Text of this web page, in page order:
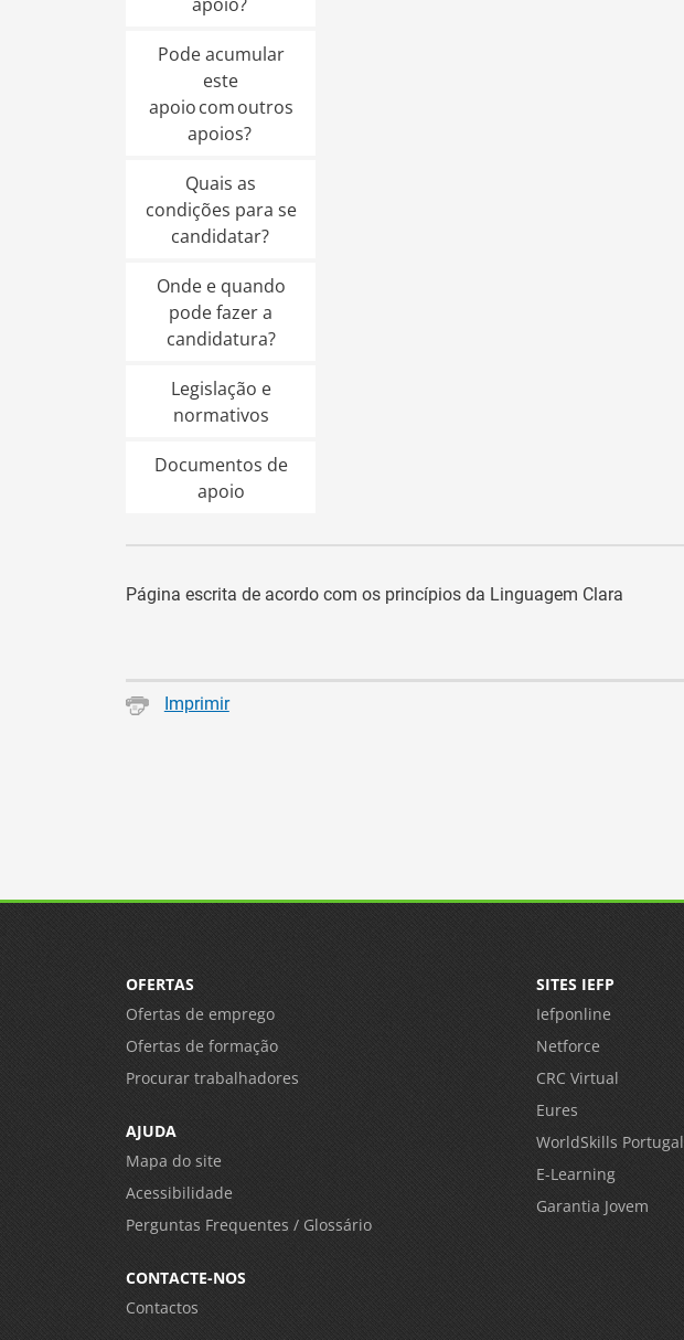
Pode acumular
este
apoio com outros
apoios?
Quais as
condições para se
candidatar?
Onde e quando
pode fazer a
candidatura?
Legislação e
normativos
Documentos de
apoio
Página escrita de acordo com os princípios da Linguagem Clara
Imprimir
OFERTAS
Ofertas de emprego
Ofertas de formação
Procurar trabalhadores
AJUDA
Mapa do site
Acessibilidade
Perguntas Frequentes / Glossário
CONTACTE-NOS
Contactos
SITES IEFP
Iefponline
Netforce
CRC Virtual
Eures
WorldSkills Portugal
E-Learning
Garantia Jovem